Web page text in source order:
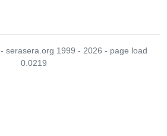
- serasera.org 1999 - 2026 - page load
0.0219